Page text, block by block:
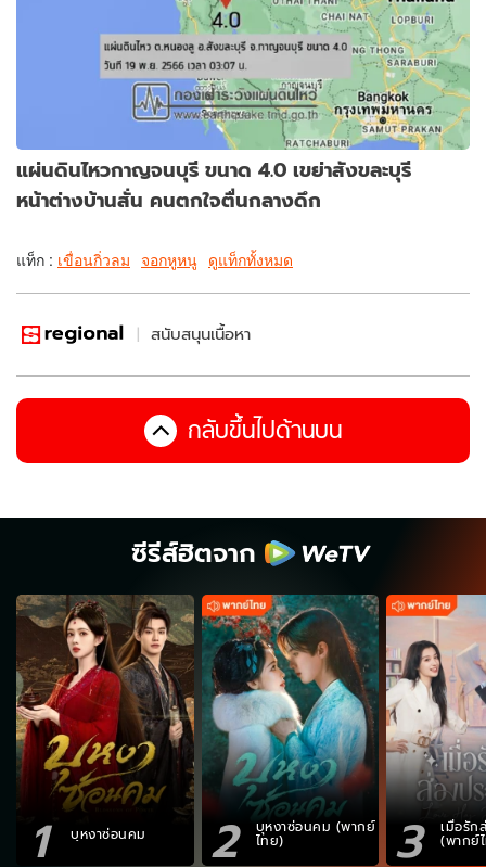
แผ่นดินไหวกาญจนบุรี ขนาด 4.0 เขย่าสังขละบุรี
หน้าต่างบ้านสั่น คนตกใจตื่นกลางดึก
แท็ก : เขื่อนกิ่วลม จอกหูหนู ดูแท็กทั้งหมด
สนับสนุนเนื้อหา
กลับขึ้นไปด้านบน
ซีรีส์ฮิตจาก
1 บุหงาซ่อนคม 2 บุหงาซ่อนคม (พากย์
ไทย) 3 เมื่อรัก
(พากย์